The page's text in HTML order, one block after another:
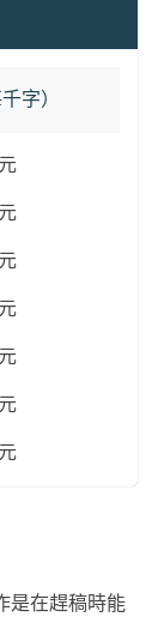
字）
是在趕稿時能